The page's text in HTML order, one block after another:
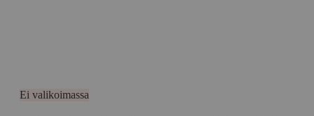
Ei valikoimassa